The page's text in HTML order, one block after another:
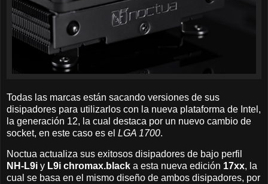
Todas las marcas están sacando versiones de sus
disipadores para utilizarlos con la nueva plataforma de Intel,
la generación 12, la cual destaca por un nuevo cambio de
socket, en este caso es el LGA 1700.
Noctua actualiza sus exitosos disipadores de bajo perfil
NH-L9i y L9i chromax.black a esta nueva edición 17xx, la
cual se basa en el mismo diseño de ambos disipadores, por